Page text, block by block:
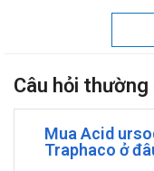
Sỏi mật là gì?
mật xảy ra khi có
tố mật hoặc sỏi
hợp, sỏi mật liên
như: viêm túi mật,
Câu hỏi thường
Mua Acid
Traphaco ở